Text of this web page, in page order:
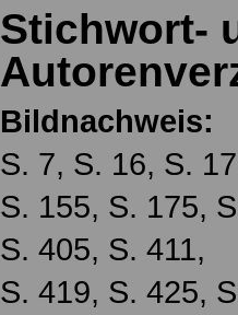
Stichwort-
Bildnachweis:
S. 7, S. 16, S.
S. 155, S. 175,
S. 405, S. 411,
S. 419, S. 425,